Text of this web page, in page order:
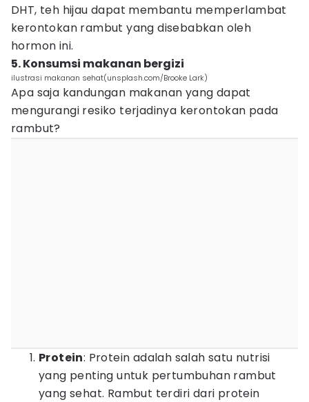
DHT, teh hijau dapat membantu memperlambat
kerontokan rambut yang disebabkan oleh
hormon ini.
5. Konsumsi makanan bergizi
ilustrasi makanan sehat(unsplash.com/Brooke Lark)
Apa saja kandungan makanan yang dapat
mengurangi resiko terjadinya kerontokan pada
rambut?
Protein: Protein adalah salah satu nutrisi
yang penting untuk pertumbuhan rambut
yang sehat. Rambut terdiri dari protein